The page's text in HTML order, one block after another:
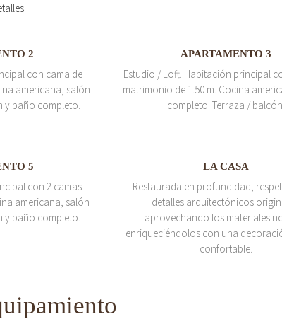
2
con cama de
americana, salón
y baño completo.
APARTAMENTO 3
Estudio / Loft. Habitación principal
matrimonio de 1.50 m. Cocina
completo. Terraza / balcón.
5
con 2 camas
americana, salón
y baño completo.
LA CASA
Restaurada en profundidad,
detalles arquitectónicos
aprovechando los materiales
enriqueciéndolos con una
confortable.